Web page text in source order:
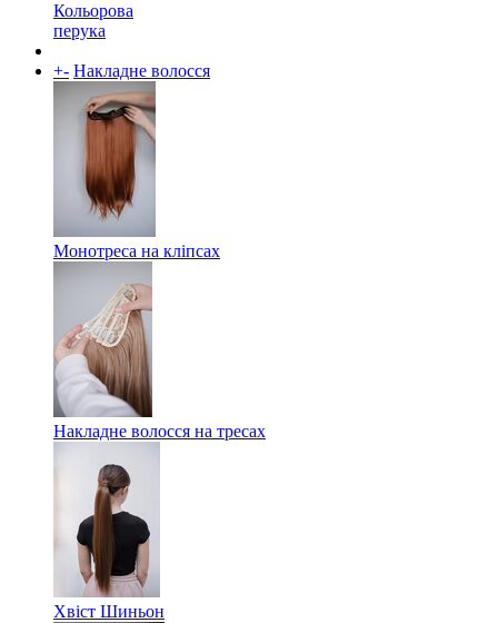
Кольорова
перука
+- Накладне волосся
Монотреса на кліпсах
Накладне волосся на тресах
Хвіст Шиньон